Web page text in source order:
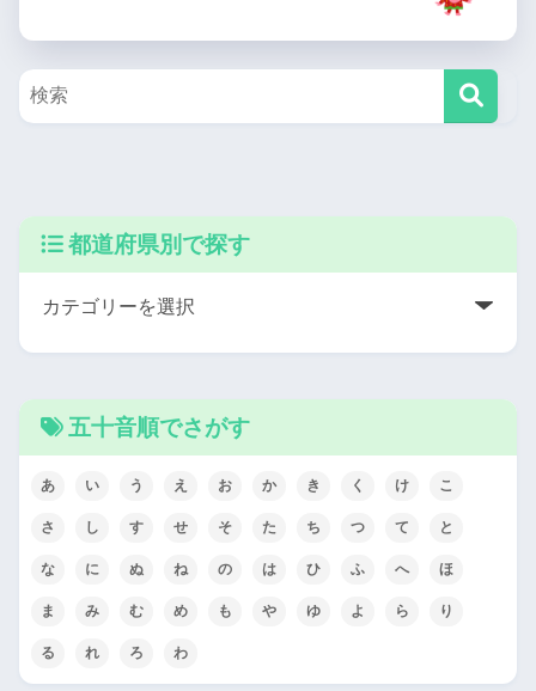
都道府県別で探す
五十音順でさがす
あ い う え お か き く け こ
さ し す せ そ た ち つ て と
な に ぬ ね の は ひ ふ へ ほ
ま み む め も や ゆ よ ら り
る れ ろ わ